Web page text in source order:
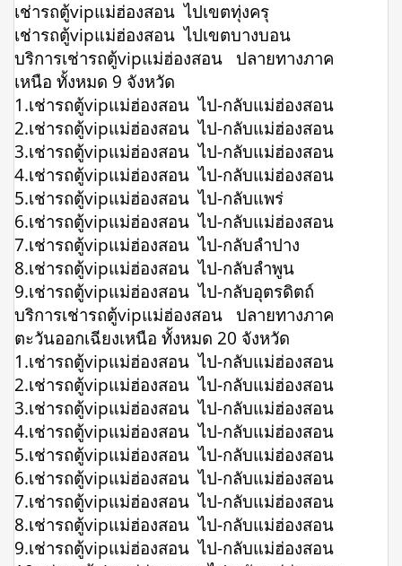
เช่ารถตู้vipแม่ฮ่องสอน ไปเขตทุ่งครุ
เช่ารถตู้vipแม่ฮ่องสอน ไปเขตบางบอน
บริการเช่ารถตู้vipแม่ฮ่องสอน ปลายทางภาค
เหนือ ทั้งหมด 9 จังหวัด
1.เช่ารถตู้vipแม่ฮ่องสอน ไป-กลับแม่ฮ่องสอน
2.เช่ารถตู้vipแม่ฮ่องสอน ไป-กลับแม่ฮ่องสอน
3.เช่ารถตู้vipแม่ฮ่องสอน ไป-กลับแม่ฮ่องสอน
4.เช่ารถตู้vipแม่ฮ่องสอน ไป-กลับแม่ฮ่องสอน
5.เช่ารถตู้vipแม่ฮ่องสอน ไป-กลับแพร่
6.เช่ารถตู้vipแม่ฮ่องสอน ไป-กลับแม่ฮ่องสอน
7.เช่ารถตู้vipแม่ฮ่องสอน ไป-กลับลำปาง
8.เช่ารถตู้vipแม่ฮ่องสอน ไป-กลับลำพูน
9.เช่ารถตู้vipแม่ฮ่องสอน ไป-กลับอุตรดิตถ์
บริการเช่ารถตู้vipแม่ฮ่องสอน ปลายทางภาค
ตะวันออกเฉียงเหนือ ทั้งหมด 20 จังหวัด
1.เช่ารถตู้vipแม่ฮ่องสอน ไป-กลับแม่ฮ่องสอน
2.เช่ารถตู้vipแม่ฮ่องสอน ไป-กลับแม่ฮ่องสอน
3.เช่ารถตู้vipแม่ฮ่องสอน ไป-กลับแม่ฮ่องสอน
4.เช่ารถตู้vipแม่ฮ่องสอน ไป-กลับแม่ฮ่องสอน
5.เช่ารถตู้vipแม่ฮ่องสอน ไป-กลับแม่ฮ่องสอน
6.เช่ารถตู้vipแม่ฮ่องสอน ไป-กลับแม่ฮ่องสอน
7.เช่ารถตู้vipแม่ฮ่องสอน ไป-กลับแม่ฮ่องสอน
8.เช่ารถตู้vipแม่ฮ่องสอน ไป-กลับแม่ฮ่องสอน
9.เช่ารถตู้vipแม่ฮ่องสอน ไป-กลับแม่ฮ่องสอน